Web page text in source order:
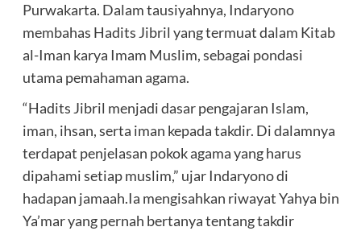
Purwakarta. Dalam tausiyahnya, Indaryono
membahas Hadits Jibril yang termuat dalam Kitab
al-Iman karya Imam Muslim, sebagai pondasi
utama pemahaman agama.
“Hadits Jibril menjadi dasar pengajaran Islam,
iman, ihsan, serta iman kepada takdir. Di dalamnya
terdapat penjelasan pokok agama yang harus
dipahami setiap muslim,” ujar Indaryono di
hadapan jamaah.Ia mengisahkan riwayat Yahya bin
Ya’mar yang pernah bertanya tentang takdir